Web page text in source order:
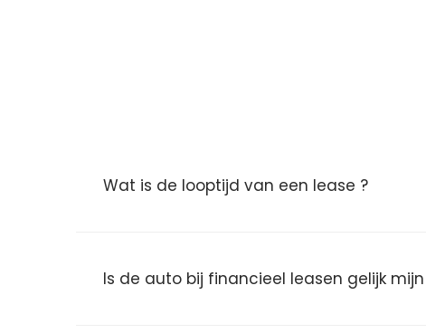
Wat is de looptijd van een lease ?
Is de auto bij financieel leasen gelijk